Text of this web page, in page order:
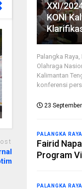
XXI/
KONI
Palangka
Olahraga
Kalimantan
konferensi
23
PALANGKA RAYA
Fairid
Program
PALANGKA RAYA